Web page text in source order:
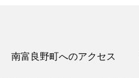
南富良野町へのアクセス